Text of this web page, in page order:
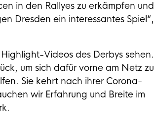
in den Rallyes zu erkämpfen und
Dresden ein interessantes Spiel“,
Videos des Derbys sehen.
um sich dafür vorne am Netz zu
Sie kehrt nach ihrer Corona-
wir Erfahrung und Breite im